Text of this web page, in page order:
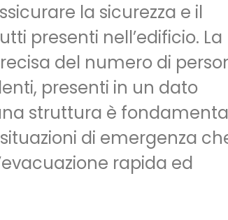
la sicurezza e il
presenti nell’edificio. La
del numero di
presenti in un dato
struttura è
di emergenza
rapida ed